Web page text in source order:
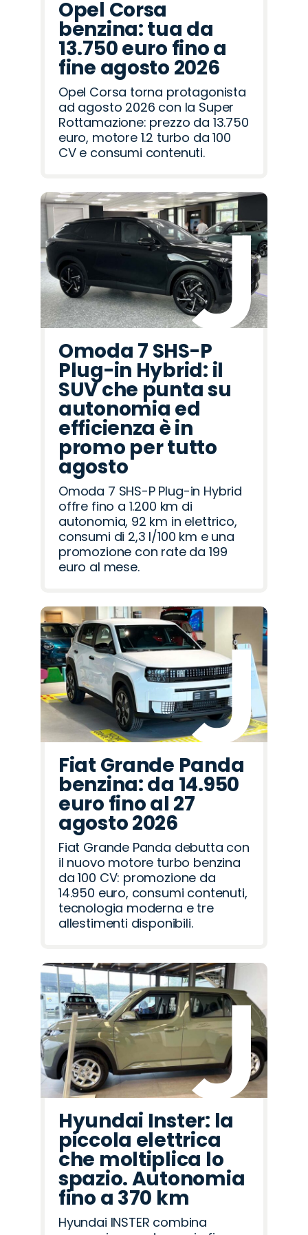
Opel Corsa
benzina: tua da
13.750 euro fino a
fine agosto 2026
Opel Corsa torna protagonista
ad agosto 2026 con la Super
Rottamazione: prezzo da 13.750
euro, motore 1.2 turbo da 100
CV e consumi contenuti.
Omoda 7 SHS-P
Plug-in Hybrid: il
SUV che punta su
autonomia ed
efficienza è in
promo per tutto
agosto
Omoda 7 SHS-P Plug-in Hybrid
offre fino a 1.200 km di
autonomia, 92 km in elettrico,
consumi di 2,3 l/100 km e una
promozione con rate da 199
euro al mese.
Fiat Grande Panda
benzina: da 14.950
euro fino al 27
agosto 2026
Fiat Grande Panda debutta con
il nuovo motore turbo benzina
da 100 CV: promozione da
14.950 euro, consumi contenuti,
tecnologia moderna e tre
allestimenti disponibili.
Hyundai Inster: la
piccola elettrica
che moltiplica lo
spazio. Autonomia
fino a 370 km
Hyundai INSTER combina